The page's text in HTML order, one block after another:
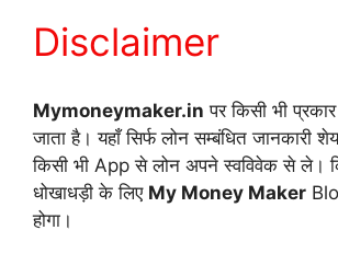
Disclaimer
Mymoneymaker.in पर किसी भी
जाता है। यहाँ सिर्फ लोन सम्बंधित जानकारी
किसी भी App से लोन अपने स्वविवेक से ले।
धोखाधड़ी के लिए My Money Maker
होगा।